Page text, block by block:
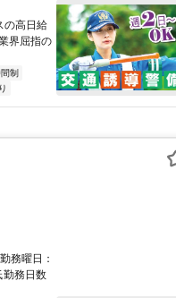
高日給
屈指の
制
務曜日：
勤務日数